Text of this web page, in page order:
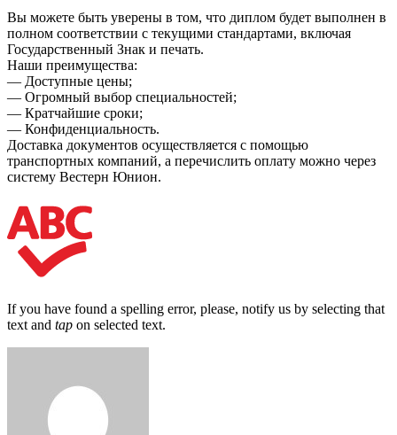
Вы можете быть уверены в том, что диплом будет выполнен в
полном соответствии с текущими стандартами, включая
Государственный Знак и печать.
Наши преимущества:
— Доступные цены;
— Огромный выбор специальностей;
— Кратчайшие сроки;
— Конфиденциальность.
Доставка документов осуществляется с помощью
транспортных компаний, а перечислить оплату можно через
систему Вестерн Юнион.
If you have found a spelling error, please, notify us by selecting that
text and tap on selected text.